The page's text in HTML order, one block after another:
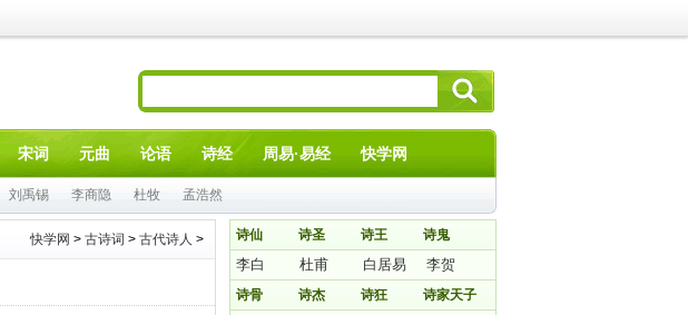
宋词 元曲 论语 诗经 周易·易经 快学网
刘禹锡 李商隐 杜牧 孟浩然
快学网 > 古诗词 > 古代诗人 > 诗仙 诗圣 诗王 诗鬼
李白 杜甫 白居易 李贺
诗骨 诗杰 诗狂 诗家天子